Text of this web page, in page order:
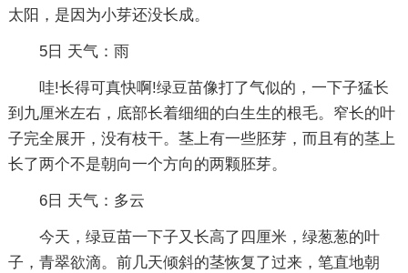
太阳，是因为小芽还没长成。
5日 天气：雨
哇!长得可真快啊!绿豆苗像打了气似的，一下子猛长
到九厘米左右，底部长着细细的白生生的根毛。窄长的叶
子完全展开，没有枝干。茎上有一些胚芽，而且有的茎上
长了两个不是朝向一个方向的两颗胚芽。
6日 天气：多云
今天，绿豆苗一下子又长高了四厘米，绿葱葱的叶
子，青翠欲滴。前几天倾斜的茎恢复了过来，笔直地朝